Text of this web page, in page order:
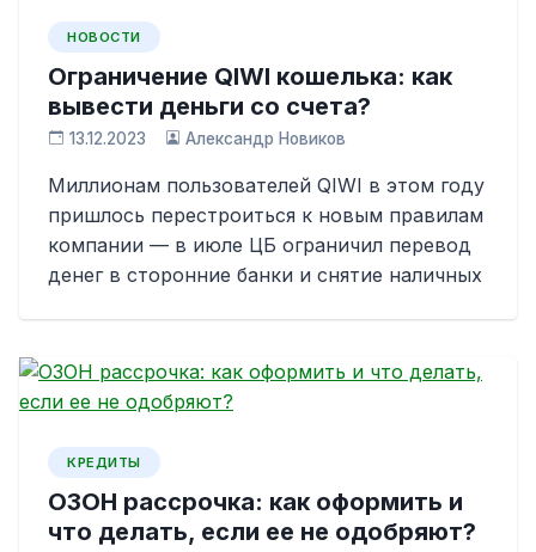
НОВОСТИ
Ограничение QIWI кошелька: как
вывести деньги со счета?
13.12.2023 Александр Новиков
Миллионам пользователей QIWI в этом году
пришлось перестроиться к новым правилам
компании — в июле ЦБ ограничил перевод
денег в сторонние банки и снятие наличных
КРЕДИТЫ
ОЗОН рассрочка: как оформить и
что делать, если ее не одобряют?